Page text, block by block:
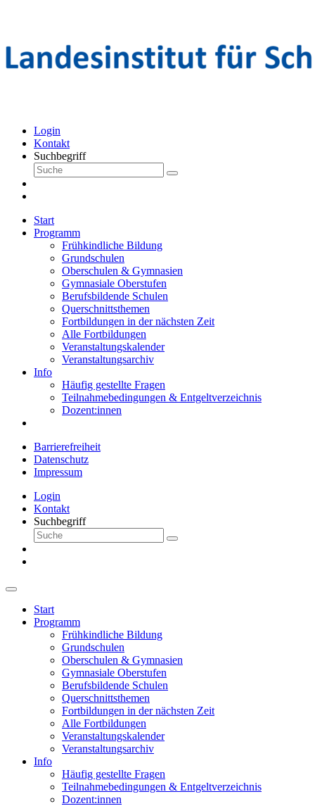
Login
Kontakt
Suchbegriff
Start
Programm
Frühkindliche Bildung
Grundschulen
Oberschulen & Gymnasien
Gymnasiale Oberstufen
Berufsbildende Schulen
Querschnittsthemen
Fortbildungen in der nächsten Zeit
Alle Fortbildungen
Veranstaltungskalender
Veranstaltungsarchiv
Info
Häufig gestellte Fragen
Teilnahmebedingungen & Entgeltverzeichnis
Dozent:innen
Barrierefreiheit
Datenschutz
Impressum
Login
Kontakt
Suchbegriff
Start
Programm
Frühkindliche Bildung
Grundschulen
Oberschulen & Gymnasien
Gymnasiale Oberstufen
Berufsbildende Schulen
Querschnittsthemen
Fortbildungen in der nächsten Zeit
Alle Fortbildungen
Veranstaltungskalender
Veranstaltungsarchiv
Info
Häufig gestellte Fragen
Teilnahmebedingungen & Entgeltverzeichnis
Dozent:innen